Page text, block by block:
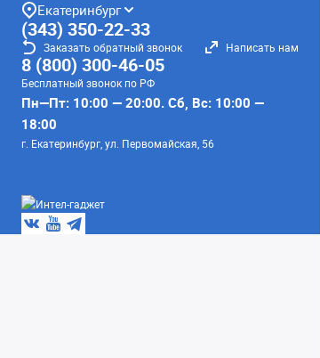
Екатеринбург
(343) 350-22-33
Заказать обратный звонок Написать нам
8 (800) 300-46-05
Бесплатный звонок по РФ
Пн—Пт: 10:00 — 20:00. Сб, Вс: 10:00 —
18:00
г. Екатеринбург, ул. Первомайская, 56